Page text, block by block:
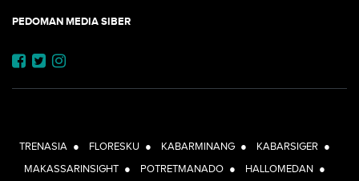
PEDOMAN MEDIA SIBER
TRENASIA ● FLORESKU ● KABARMINANG ● KABARSIGER ●
MAKASSARINSIGHT ● POTRETMANADO ● HALLOMEDAN ●